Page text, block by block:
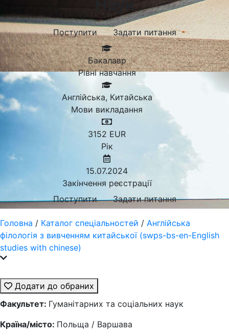
Поступити Задати питання
Бакалавр
Рівні навчання
Англійська, Китайська
Мови викладання
3152 EUR
Рік
15.07.2024
Закінчення реєстрації
Поступити
Задати питання
Головна / Каталог спеціальностей / Англійська
філологія з вивченням китайської (swps-bs-en-English
studies with chinese)
Додати до обраних
Факультет: Гуманітарних та соціальних наук
Країна/місто: Польща / Варшава